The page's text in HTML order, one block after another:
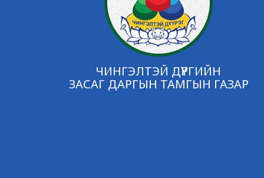
ЧИНГЭЛТЭЙ ДҮҮРГИЙН
ЗАСАГ ДАРГЫН ТАМГЫН ГАЗАР